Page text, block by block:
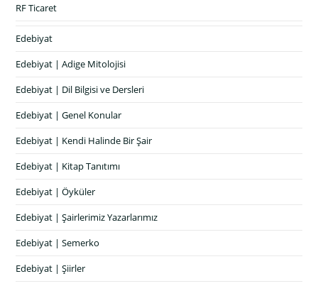
RF Ticaret
Edebiyat
Edebiyat | Adige Mitolojisi
Edebiyat | Dil Bilgisi ve Dersleri
Edebiyat | Genel Konular
Edebiyat | Kendi Halinde Bir Şair
Edebiyat | Kitap Tanıtımı
Edebiyat | Öyküler
Edebiyat | Şairlerimiz Yazarlarımız
Edebiyat | Semerko
Edebiyat | Şiirler